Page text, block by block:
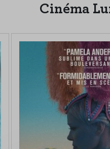
Cinéma